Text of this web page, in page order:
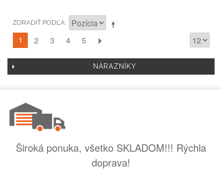
ZORADIŤ PODĽA
1 2 3 4 5
NÁRAZNÍKY
Široká ponuka, všetko SKLADOM!!! Rýchla
doprava!